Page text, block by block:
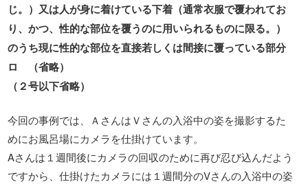
じ。）又は人が身に着けている下着（通常衣服で覆われてお
り、かつ、性的な部位を覆うのに用いられるものに限る。）
のうち現に性的な部位を直接若しくは間接に覆っている部分
ロ （省略）
（２号以下省略）
今回の事例では、ＡさんはＶさんの入浴中の姿を撮影するた
めにお風呂場にカメラを仕掛けています。
Aさんは１週間後にカメラの回収のために再び忍び込んだよう
ですから、仕掛けたカメラには１週間分のVさんの入浴中の姿